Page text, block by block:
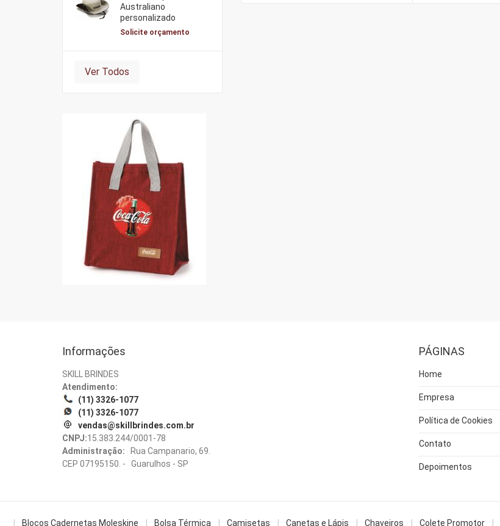
Australiano
personalizado
Solicite orçamento
Ver Todos
Informações
SKILL BRINDES
Atendimento:
(11) 3326-1077
(11) 3326-1077
vendas@skillbrindes.com.br
CNPJ:15.383.244/0001-78
Administração: Rua Campanario, 69.
CEP 07195150. - Guarulhos - SP
PÁGINAS
Home
Empresa
Política de Cookies
Contato
Depoimentos
Blocos Cadernetas Moleskine Bolsa Térmica Camisetas Canetas e Lápis Chaveiros Colete Promotor